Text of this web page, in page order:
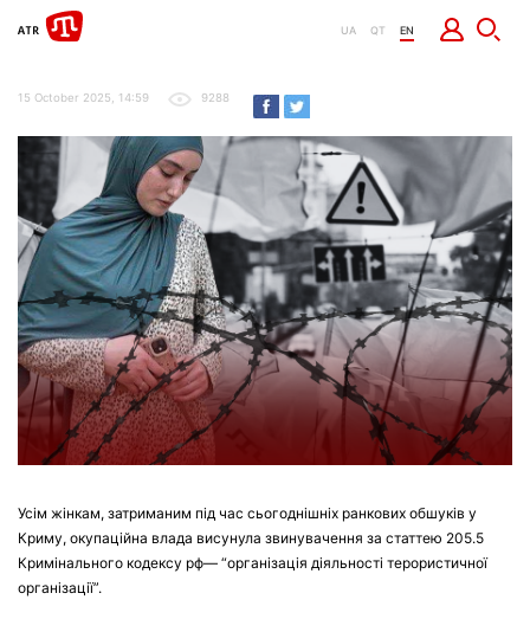
UA QT EN
15 October 2025, 14:59 9288
Усім жінкам, затриманим під час сьогоднішніх ранкових обшуків у
Криму, окупаційна влада висунула звинувачення за статтею 205.5
Кримінального кодексу рф— “організація діяльності терористичної
організації”.